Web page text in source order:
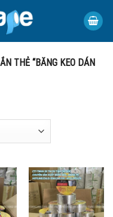
THẺ “BĂNG KEO DÁN